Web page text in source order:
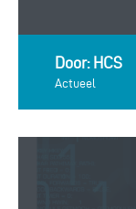
Door: HCS
Actueel